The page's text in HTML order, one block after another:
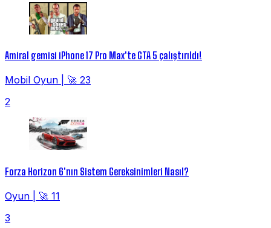
Amiral gemisi iPhone 17 Pro Max'te GTA 5 çalıştırıldı!
Mobil Oyun
🚀 23
2
Forza Horizon 6'nın Sistem Gereksinimleri Nasıl?
Oyun
🚀 11
3